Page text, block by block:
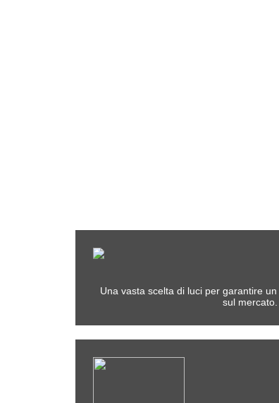
Una vasta scelta di luci per garantire
sul mercato.